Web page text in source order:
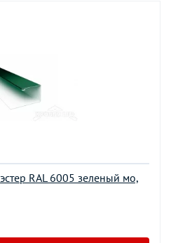
RAL 6005 зеленый мо,